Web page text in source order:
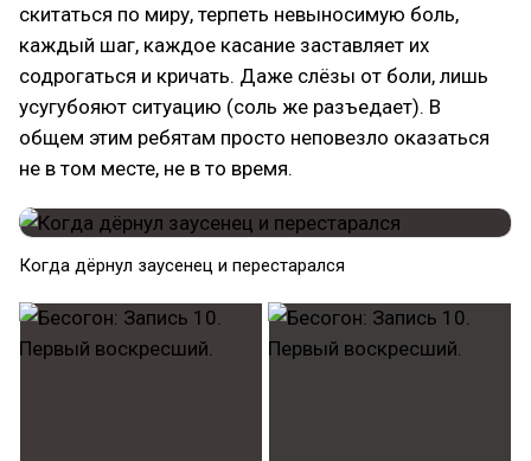
скитаться по миру, терпеть невыносимую боль,
каждый шаг, каждое касание заставляет их
содрогаться и кричать. Даже слёзы от боли, лишь
усугубояют ситуацию (соль же разъедает). В
общем этим ребятам просто неповезло оказаться
не в том месте, не в то время.
Когда дёрнул заусенец и перестарался